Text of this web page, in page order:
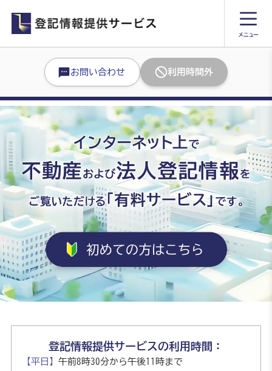
お問い合わせ 利用時間外
登記情報提供サービスの利用時間：
【平日】 午前8時30分から午後11時まで